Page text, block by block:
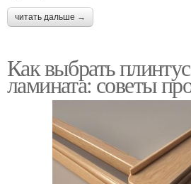
читать дальше →
Как выбрать
ламината: советы